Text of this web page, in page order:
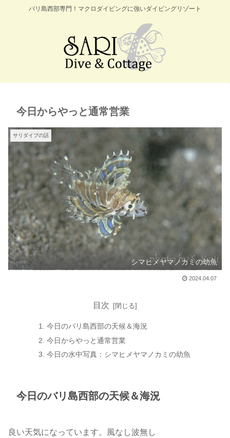
バリ島西部専門！マクロダイビングに強いダイビングリゾート
今日からやっと通常営業
サリダイブの話
シマヒメヤマノカミの幼魚
2024.04.07
目次
今日のバリ島西部の天候＆海況
今日からやっと通常営業
今日の水中写真：シマヒメヤマノカミの幼魚
今日のバリ島西部の天候＆海況
良い天気になっています。風なし波無し